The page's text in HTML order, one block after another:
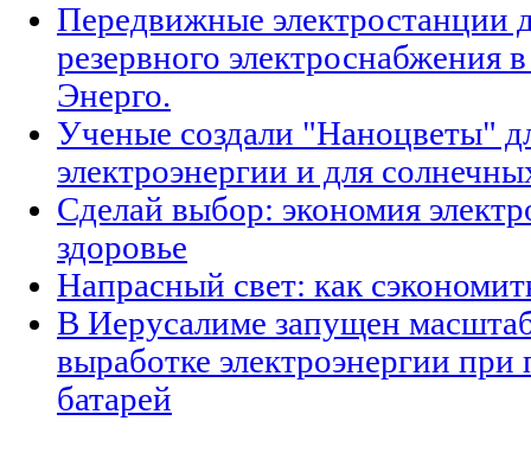
Передвижные электростанции
резервного электроснабжения
Энерго.
Ученые создали "Наноцветы"
электроэнергии и для
Сделай выбор: экономия
здоровье
Напрасный свет: как
В Иерусалиме запущен
выработке электроэнергии
батарей